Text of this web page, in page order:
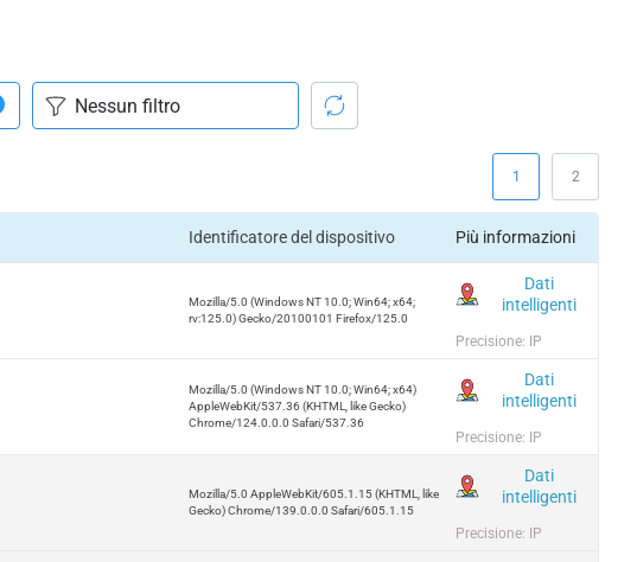
1 2
Identificatore del dispositivo Più informazioni
Mozilla/5.0 (Windows NT 10.0; Win64; x64;
rv:125.0) Gecko/20100101 Firefox/125.0
Dati
intelligenti
Precisione: IP
Mozilla/5.0 (Windows NT 10.0; Win64; x64)
AppleWebKit/537.36 (KHTML, like Gecko)
Chrome/124.0.0.0 Safari/537.36
Dati
intelligenti
Precisione: IP
Mozilla/5.0 AppleWebKit/605.1.15 (KHTML, like
Gecko) Chrome/139.0.0.0 Safari/605.1.15
Dati
intelligenti
Precisione: IP